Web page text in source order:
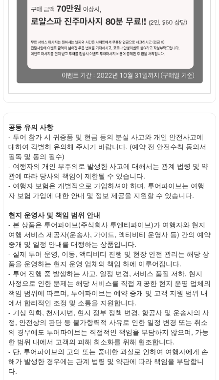
공동 유의 사항
- 투어 참가 시 귀중품 및 현금 등의 분실 사고와 개인 안전사고에
대하여 각별히 유의해 주시기 바랍니다. (예약 전 안전수칙 동의서
필독 및 동의 필수)
- 여행자의 개인 부주의로 발생한 사고에 대해서는 관계 법령 및 약
관에 따라 당사의 책임이 제한될 수 있습니다.
- 여행자 보험은 개별적으로 가입하셔야 하며, 투어파이브는 여행
자 보험 가입에 대한 안내 및 정보 제공을 지원할 수 있습니다.
현지 운영사 및 책임 범위 안내
- 본 상품은 투어파이브(주식회사 투엔티파이브)가 여행자와 현지
여행 서비스 제공자(운송사, 가이드, 액티비티 운영사 등) 간의 예약
중개 및 일정 안내를 대행하는 상품입니다.
- 실제 투어 운영, 이동, 액티비티 진행 및 현장 안전 관리는 해당 상
품을 운영하는 현지 운영 업체의 책임 하에 이루어집니다.
- 투어 진행 중 발생하는 사고, 일정 변경, 서비스 품질 저하, 현지
사정으로 인한 문제는 해당 서비스를 직접 제공한 현지 운영 업체의
책임 범위에 따르며, 투어파이브는 예약 중개 및 고객 지원 범위 내
에서 합리적인 조정 및 소통을 지원합니다.
- 기상 악화, 천재지변, 현지 정부 정책 변경, 항공사 및 운송사의 사
정, 안전상의 판단 등 불가항력적 사유로 인한 일정 변경 또는 취소
의 경우에도 투어파이브는 직접적인 책임을 부담하지 않으며, 가능
한 범위 내에서 고객의 피해 최소화를 위해 협조합니다.
- 단, 투어파이브의 고의 또는 중대한 과실로 인하여 여행자에게 손
해가 발생한 경우에는 관계 법령 및 약관에 따라 책임을 부담합니
다.